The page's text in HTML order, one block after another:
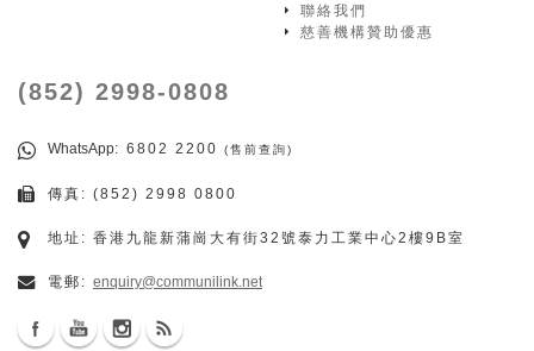
聯絡我們
慈善機構贊助優惠
(852) 2998-0808
WhatsApp: 6802 2200 (售前查詢)
傳真: (852) 2998 0800
地址: 香港九龍新蒲崗大有街32號泰力工業中心2樓9B室
電郵: enquiry@communilink.net